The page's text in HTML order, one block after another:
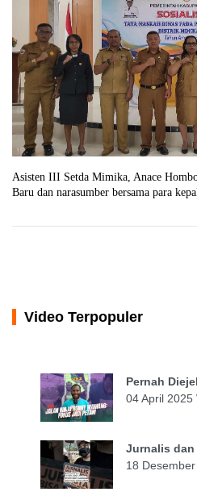
Asisten III Setda Mimika, Anace
Baru dan narasumber bersama para
Video Terpopuler
Pernah
04 April 2025
Jurnalis dan
18